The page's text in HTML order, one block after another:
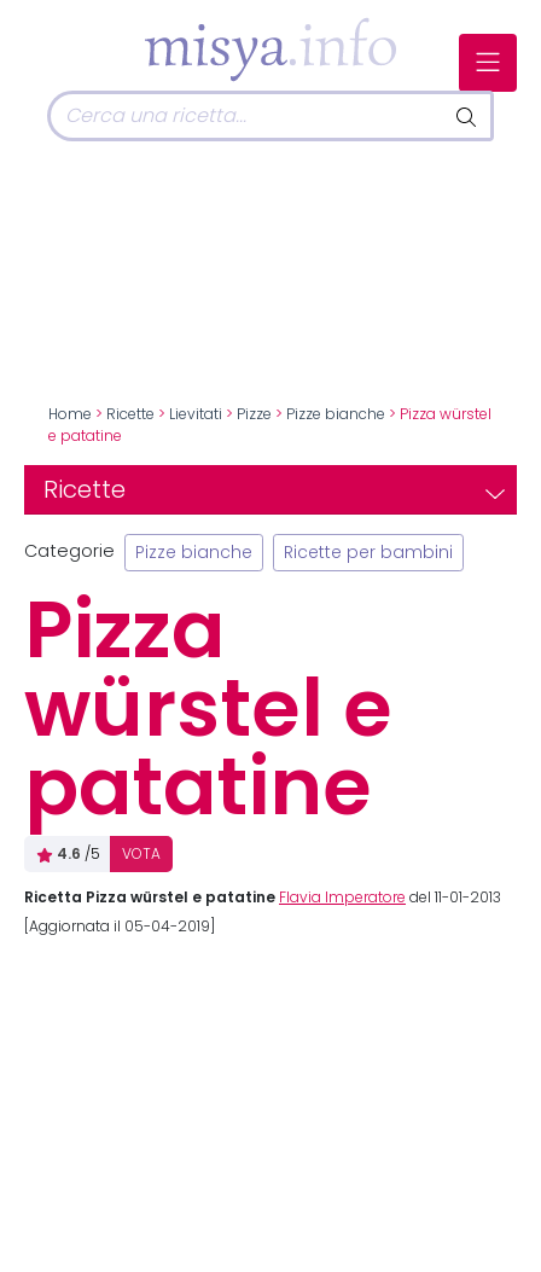
Home > Ricette > Lievitati > Pizze > Pizze bianche > Pizza würstel
e patatine
Ricette
Categorie Pizze bianche Ricette per bambini
Pizza
würstel e
patatine
4.6 /5 VOTA
Ricetta Pizza würstel e patatine Flavia Imperatore del 11-01-2013
[Aggiornata il 05-04-2019]